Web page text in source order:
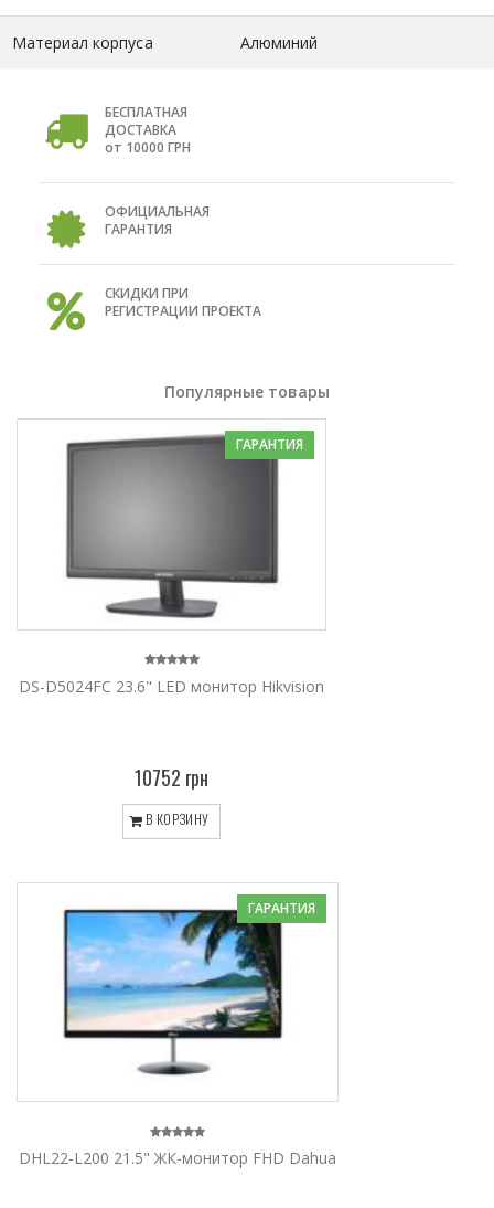
Материал корпуса Алюминий
БЕСПЛАТНАЯ
ДОСТАВКА
от 10000 ГРН
ОФИЦИАЛЬНАЯ
ГАРАНТИЯ
СКИДКИ ПРИ
РЕГИСТРАЦИИ ПРОЕКТА
Популярные товары
ГАРАНТИЯ
DS-D5024FC 23.6" LED монитор Hikvision
10752 грн
В КОРЗИНУ
ГАРАНТИЯ
DHL22-L200 21.5" ЖК-монитор FHD Dahua